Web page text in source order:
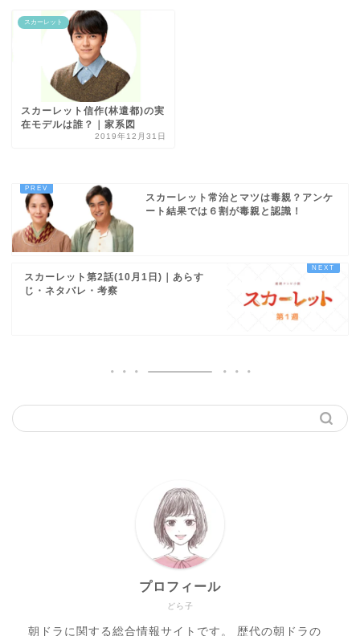
スカーレット
スカーレット信作(林遣都)の実
在モデルは誰？｜家系図
2019年12月31日
スカーレット常治とマツは毒親？アンケ
ート結果では６割が毒親と認識！
スカーレット第2話(10月1日)｜あらす
じ・ネタバレ・考察
どら子
プロフィール
朝ドラに関する総合情報サイトです。 歴代の朝ドラの